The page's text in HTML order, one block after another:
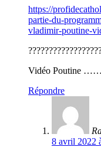
https://
partie-du-
vladimir-poutine-
Vidéo Poutine
Répondre
8 avril 2022